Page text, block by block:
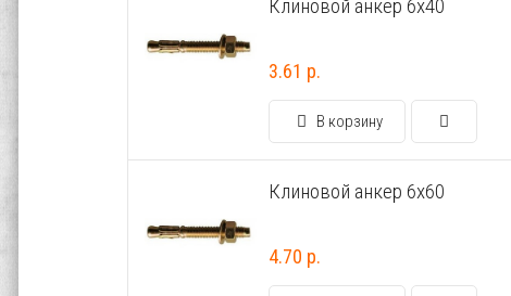
Клиновой анкер 6х40
3.61 р.
В корзину
Клиновой анкер 6х60
4.70 р.